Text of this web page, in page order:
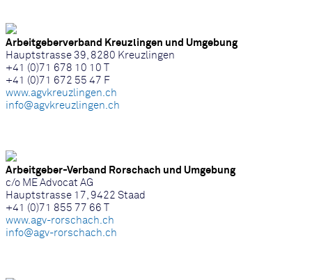
Arbeitgeberverband Kreuzlingen und Umgebung
Hauptstrasse 39, 8280 Kreuzlingen
+41 (0)71 678 10 10 T
+41 (0)71 672 55 47 F
www.agvkreuzlingen.ch
info@agvkreuzlingen.ch
Arbeitgeber-Verband Rorschach und Umgebung
c/o ME Advocat AG
Hauptstrasse 17, 9422 Staad
+41 (0)71 855 77 66 T
www.agv-rorschach.ch
info@agv-rorschach.ch